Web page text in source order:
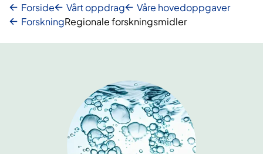
Forside Vårt oppdrag
Våre hovedoppgaver
ForskningRegionale forskningsmidler